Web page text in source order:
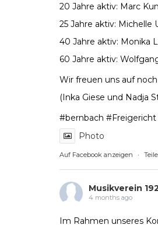
20 Jahre aktiv: Marc
25 Jahre aktiv: Michelle
40 Jahre aktiv: Monika
60 Jahre aktiv:
Wir freuen uns auf
(Inka Giese und Nadja
#bernbach #Freigericht
Photo
Auf Facebook anzeigen ·
Musikverein
4 months ago
Im Rahmen unseres